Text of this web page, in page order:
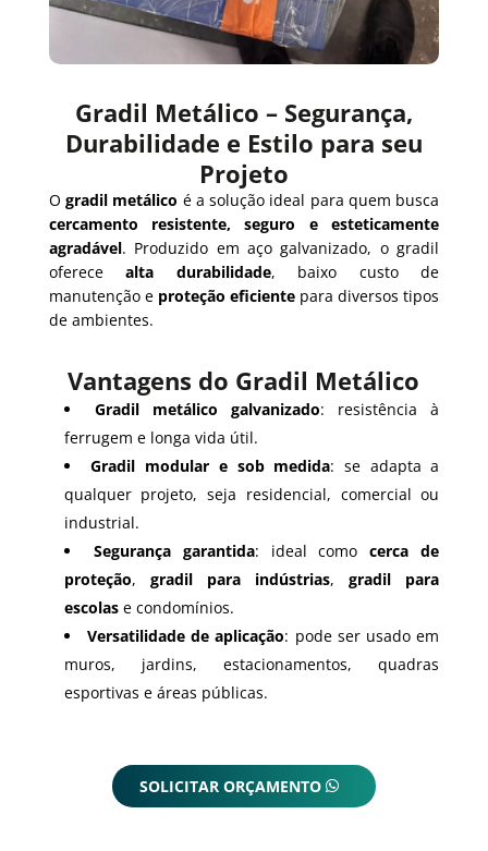
Gradil Metálico – Segurança,
Durabilidade e Estilo para seu
Projeto
Ogradil metálico é a solução ideal para quem busca
cercamento resistente, seguro e esteticamente
agradável. Produzido em aço galvanizado, o gradil
oferecealta durabilidade, baixo custo de
manutenção e proteção eficiente para diversos tipos
de ambientes.
Vantagens do Gradil Metálico
Gradil metálico galvanizado: resistência à
ferrugem e longa vida útil.
Gradil modular e sob medida: se adapta a
qualquer projeto, seja residencial, comercial ou
industrial.
Segurança garantida: ideal comocerca de
proteção, gradil para indústrias,gradil para
escolase condomínios.
Versatilidade de aplicação: pode ser usado em
muros, jardins, estacionamentos, quadras
esportivas e áreas públicas.
SOLICITAR ORÇAMENTO